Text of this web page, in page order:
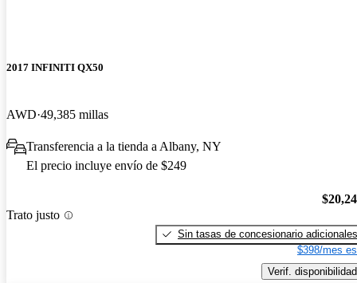
2017 INFINITI QX50
AWD 49,385 millas
Transferencia a la tienda a Albany, NY
El precio incluye envío de $249
Trato justo
Sin tasas de concesionario adicionales
$398/mes
Verif. disponibilidad